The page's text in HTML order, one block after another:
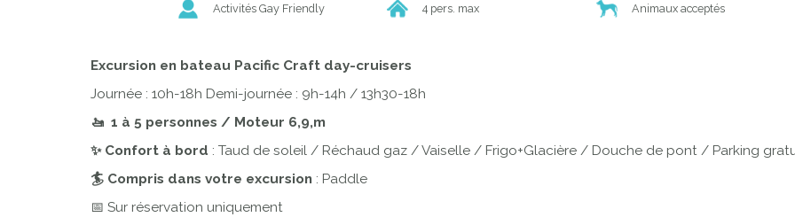
Activités Gay Friendly 4 pers. max Animaux acceptés
Excursion en bateau Pacific Craft day-cruisers
Journée : 10h-18h Demi-journée : 9h-14h / 13h30-18h
🚤 1 à 5 personnes / Moteur 6,9,m
✨ Confort à bord : Taud de soleil / Réchaud gaz / Vaiselle / Frigo+Glacière / Douche de pont / Parking
🏄 Compris dans votre excursion : Paddle
📅 Sur réservation uniquement